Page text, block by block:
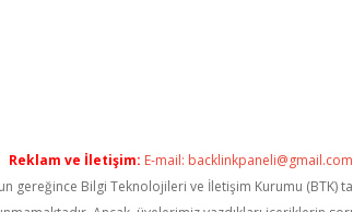
Reklam ve İletişim: E-mail: backlinkpaneli@gmail.com
gereğince Bilgi Teknolojileri ve İletişim Kurumu